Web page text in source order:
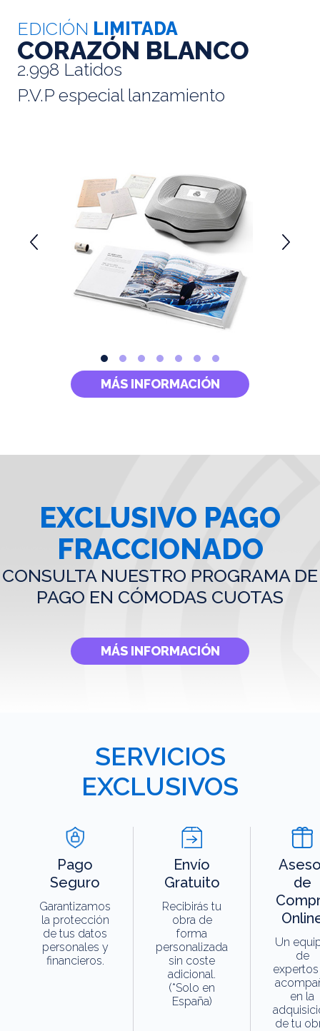
EDICIÓN LIMITADA
CORAZÓN BLANCO
2.998 Latidos
P.V.P especial lanzamiento
MÁS INFORMACIÓN
EXCLUSIVO PAGO
FRACCIONADO
CONSULTA NUESTRO PROGRAMA DE
PAGO EN CÓMODAS CUOTAS
MÁS INFORMACIÓN
SERVICIOS
EXCLUSIVOS
Pago
Seguro
Garantizamos
la protección
de tus datos
personales y
financieros.
Envío
Gratuito
Recibirás tu
obra de
forma
personalizada
sin coste
adicional.
(*Solo en
España)
de
Un
de
en la
de tu